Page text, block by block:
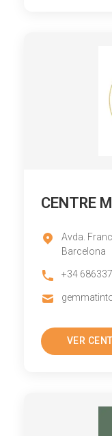
CENTRE
Avda.
Barcelona
+34
VER